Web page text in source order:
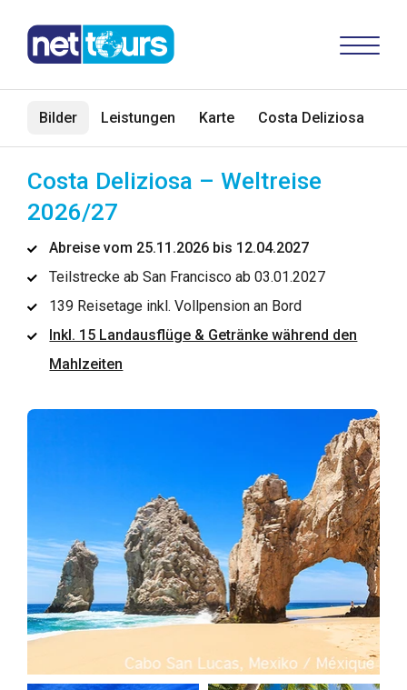
Bilder Leistungen Karte Costa Deliziosa
Costa Deliziosa – Weltreise
2026/27
Abreise vom 25.11.2026 bis 12.04.2027
Teilstrecke ab San Francisco ab 03.01.2027
139 Reisetage inkl. Vollpension an Bord
Inkl. 15 Landausflüge & Getränke während den
Mahlzeiten